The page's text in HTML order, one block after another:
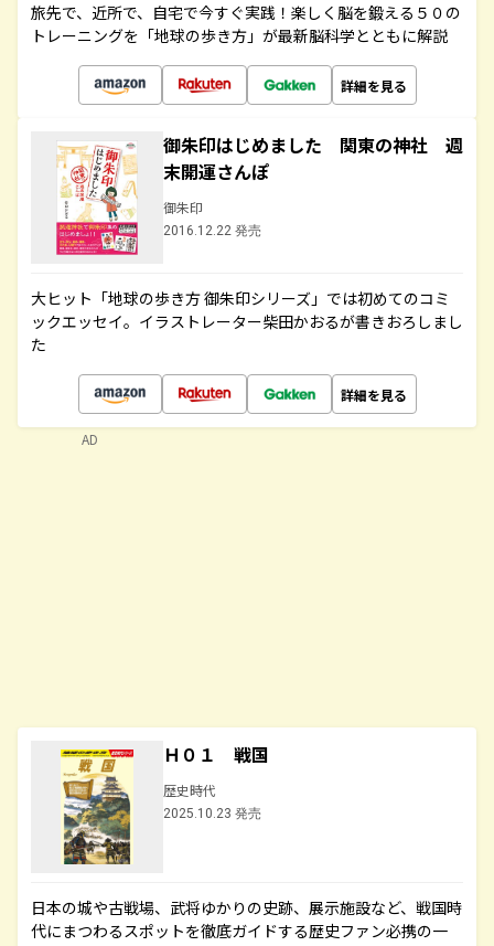
旅先で、近所で、自宅で今すぐ実践！楽しく脳を鍛える５０の
トレーニングを「地球の歩き方」が最新脳科学とともに解説
詳細を見る
御朱印はじめました 関東の神社 週
末開運さんぽ
御朱印
2016.12.22 発売
大ヒット「地球の歩き方 御朱印シリーズ」では初めてのコミ
ックエッセイ。イラストレーター柴田かおるが書きおろしまし
た
詳細を見る
Ｈ０１ 戦国
歴史時代
2025.10.23 発売
日本の城や古戦場、武将ゆかりの史跡、展示施設など、戦国時
代にまつわるスポットを徹底ガイドする歴史ファン必携の一
AD